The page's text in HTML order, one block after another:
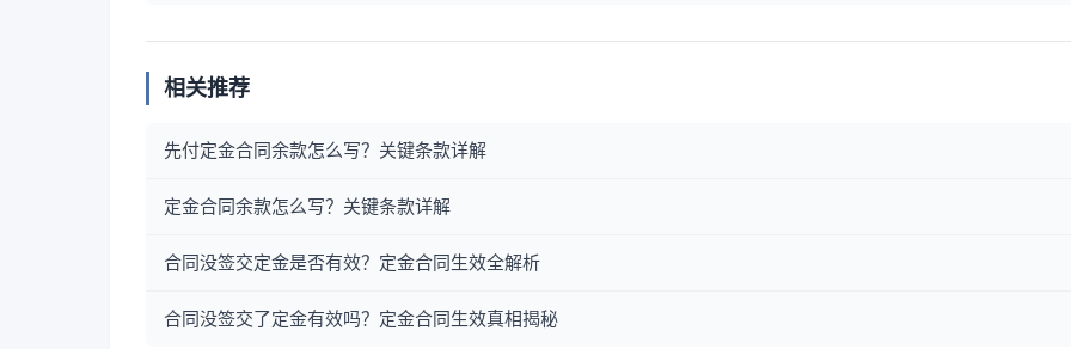
相关推荐
先付定金合同余款怎么写？关键条款详解
定金合同余款怎么写？关键条款详解
合同没签交定金是否有效？定金合同生效全解析
合同没签交了定金有效吗？定金合同生效真相揭秘